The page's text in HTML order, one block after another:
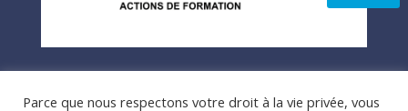
Parce que nous respectons votre droit à la vie privée, vous